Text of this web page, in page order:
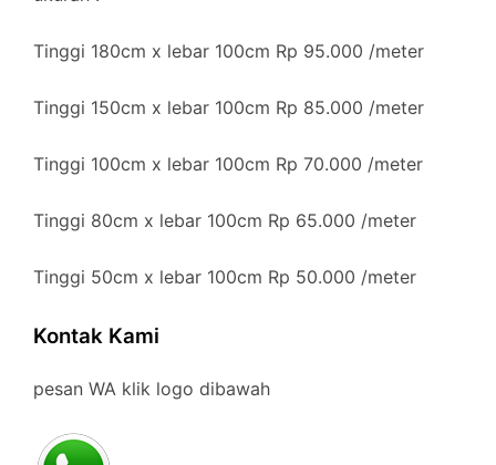
Tinggi 180cm x lebar 100cm Rp 95.000 /meter
Tinggi 150cm x lebar 100cm Rp 85.000 /meter
Tinggi 100cm x lebar 100cm Rp 70.000 /meter
Tinggi 80cm x lebar 100cm Rp 65.000 /meter
Tinggi 50cm x lebar 100cm Rp 50.000 /meter
Kontak Kami
pesan WA klik logo dibawah